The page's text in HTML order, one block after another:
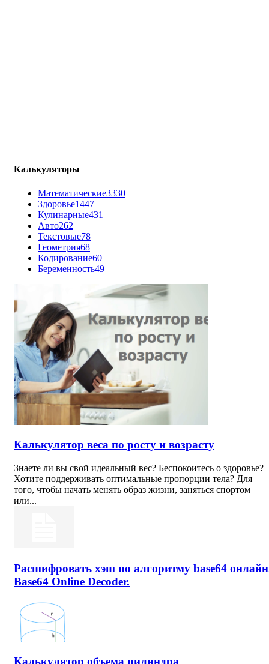
Калькуляторы
Математические3330
Здоровье1447
Кулинарные431
Авто262
Текстовые78
Геометрия68
Кодирование60
Беременность49
Калькулятор веса по росту и возрасту
Знаете ли вы свой идеальный вес? Беспокоитесь о здоровье?
Хотите поддерживать оптимальные пропорции тела? Для
того, чтобы начать менять образ жизни, заняться спортом
или...
Расшифровать хэш по алгоритму base64
Base64 Online Decoder.
Калькулятор объема цилиндра